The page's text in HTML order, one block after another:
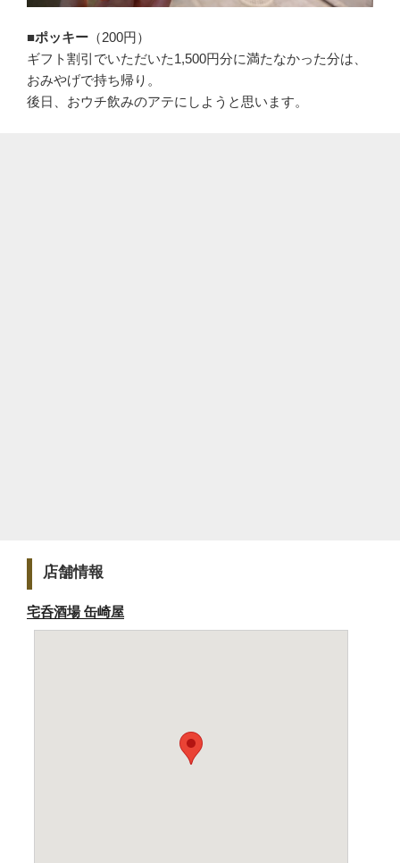
■ポッキー （200円）
ギフト割引でいただいた1,500円分に満たなかった分は、
おみやげで持ち帰り。
後日、おウチ飲みのアテにしようと思います。
店舗情報
宅呑酒場 缶崎屋